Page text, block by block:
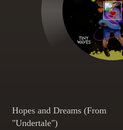
Hopes and Dreams (From
"Undertale")